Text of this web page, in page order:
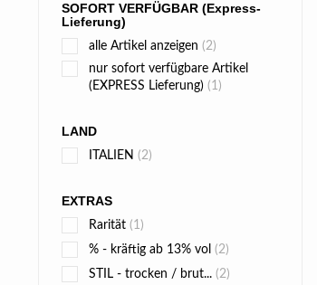
SOFORT VERFÜGBAR (Express-
Lieferung)
alle Artikel anzeigen (2)
nur sofort verfügbare Artikel
(EXPRESS Lieferung) (1)
LAND
ITALIEN (2)
EXTRAS
Rarität (1)
% - kräftig ab 13% vol (2)
STIL - trocken / brut... (2)